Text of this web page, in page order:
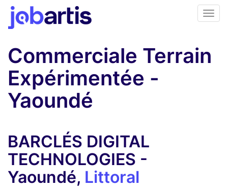
Commerciale Terrain
Expérimentée -
Yaoundé
BARCLÉS DIGITAL
TECHNOLOGIES -
Yaoundé, Littoral